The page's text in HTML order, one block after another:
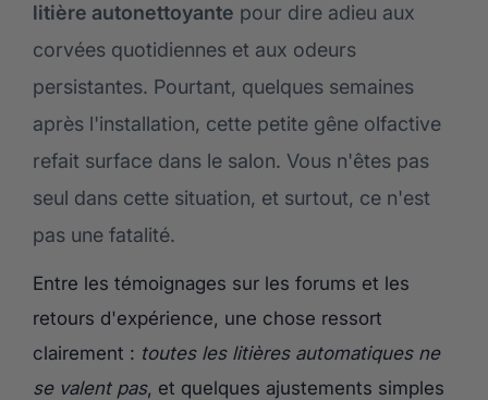
manuel quotidien ?
Retrouver la sérénité avec son compagnon félin
litière autonettoyante pour dire adieu aux
corvées quotidiennes et aux odeurs
persistantes. Pourtant, quelques semaines
après l'installation, cette petite gêne olfactive
refait surface dans le salon. Vous n'êtes pas
seul dans cette situation, et surtout, ce n'est
pas une fatalité.
Entre les témoignages sur les forums et les
retours d'expérience, une chose ressort
clairement : toutes les litières automatiques ne
se valent pas, et quelques ajustements simples